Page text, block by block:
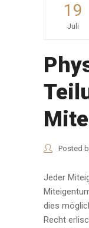
19
Juli
Posted
Jeder
dies
Recht